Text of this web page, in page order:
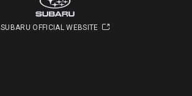
SUBARU OFFICIAL WEBSITE